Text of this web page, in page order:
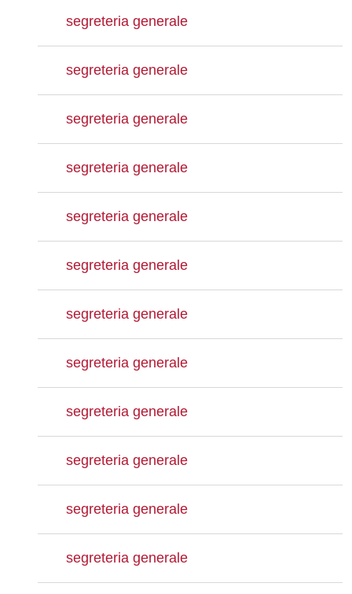
segreteria generale
segreteria generale
segreteria generale
segreteria generale
segreteria generale
segreteria generale
segreteria generale
segreteria generale
segreteria generale
segreteria generale
segreteria generale
segreteria generale